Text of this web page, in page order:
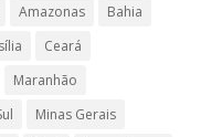
Amazonas
Bahia
Ceará
Maranhão
Minas Gerais